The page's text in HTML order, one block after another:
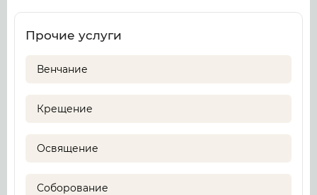
Прочие услуги
Венчание
Крещение
Освящение
Соборование